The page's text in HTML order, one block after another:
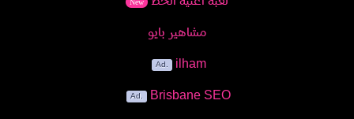
New
مشاهير بايو
ilham
Brisbane SEO